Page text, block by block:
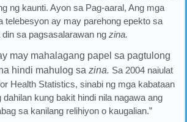
ng kaunti. Ayon sa Pag-aaral, Ang mga
telebesyon ay may parehong epekto sa
sa pagsasalarawan ng zina.
may mahalagang papel sa pagtulong
hindi mahulog sa zina. Sa 2004 naiulat
Health Statistics, sinabi ng mga kabataan
dahilan kung bakit hindi nila nagawa ang
sa kanilang relihiyon o kaugalian.”